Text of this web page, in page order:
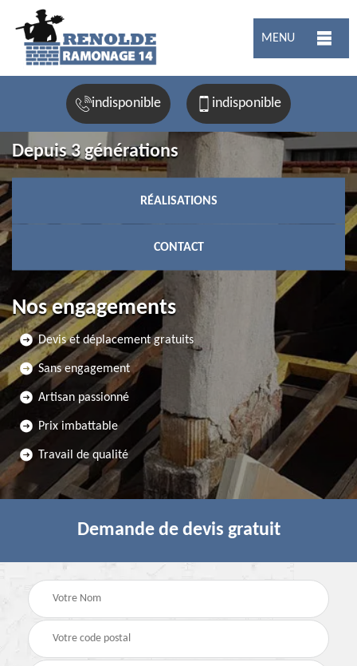
MENU
indisponible indisponible
Depuis 3 générations
RÉALISATIONS
CONTACT
Nos engagements
Devis et déplacement gratuits
Sans engagement
Artisan passionné
Prix imbattable
Travail de qualité
Demande de devis gratuit